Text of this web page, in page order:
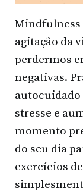
Mindfulness
agitação da
perdermos
negativas.
stresse e
momento
do seu dia
exercícios